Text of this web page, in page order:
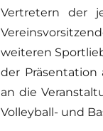
Vertretern der
weiteren
der
an die
Volleyball- und